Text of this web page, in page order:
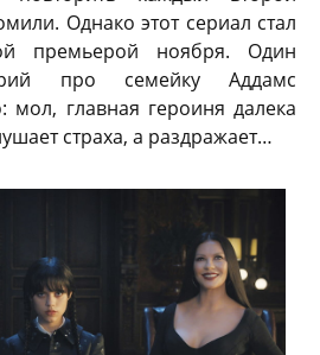
Однако этот сериал стал
премьерой ноября. Один
про семейку Аддамс
мол, главная героиня далека
страха, а раздражает…